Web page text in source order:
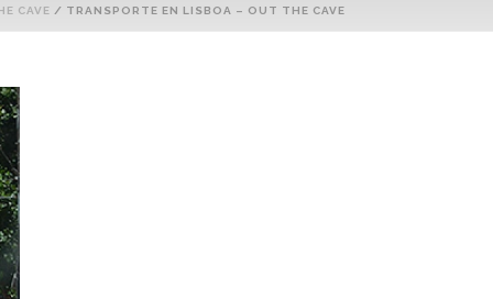
CAVE / TRANSPORTE EN LISBOA – OUT THE CAVE